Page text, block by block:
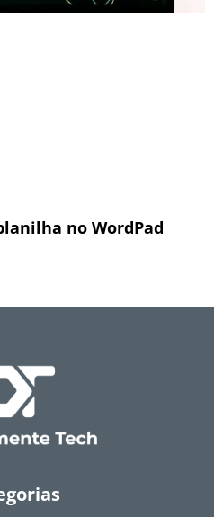
no WordPad